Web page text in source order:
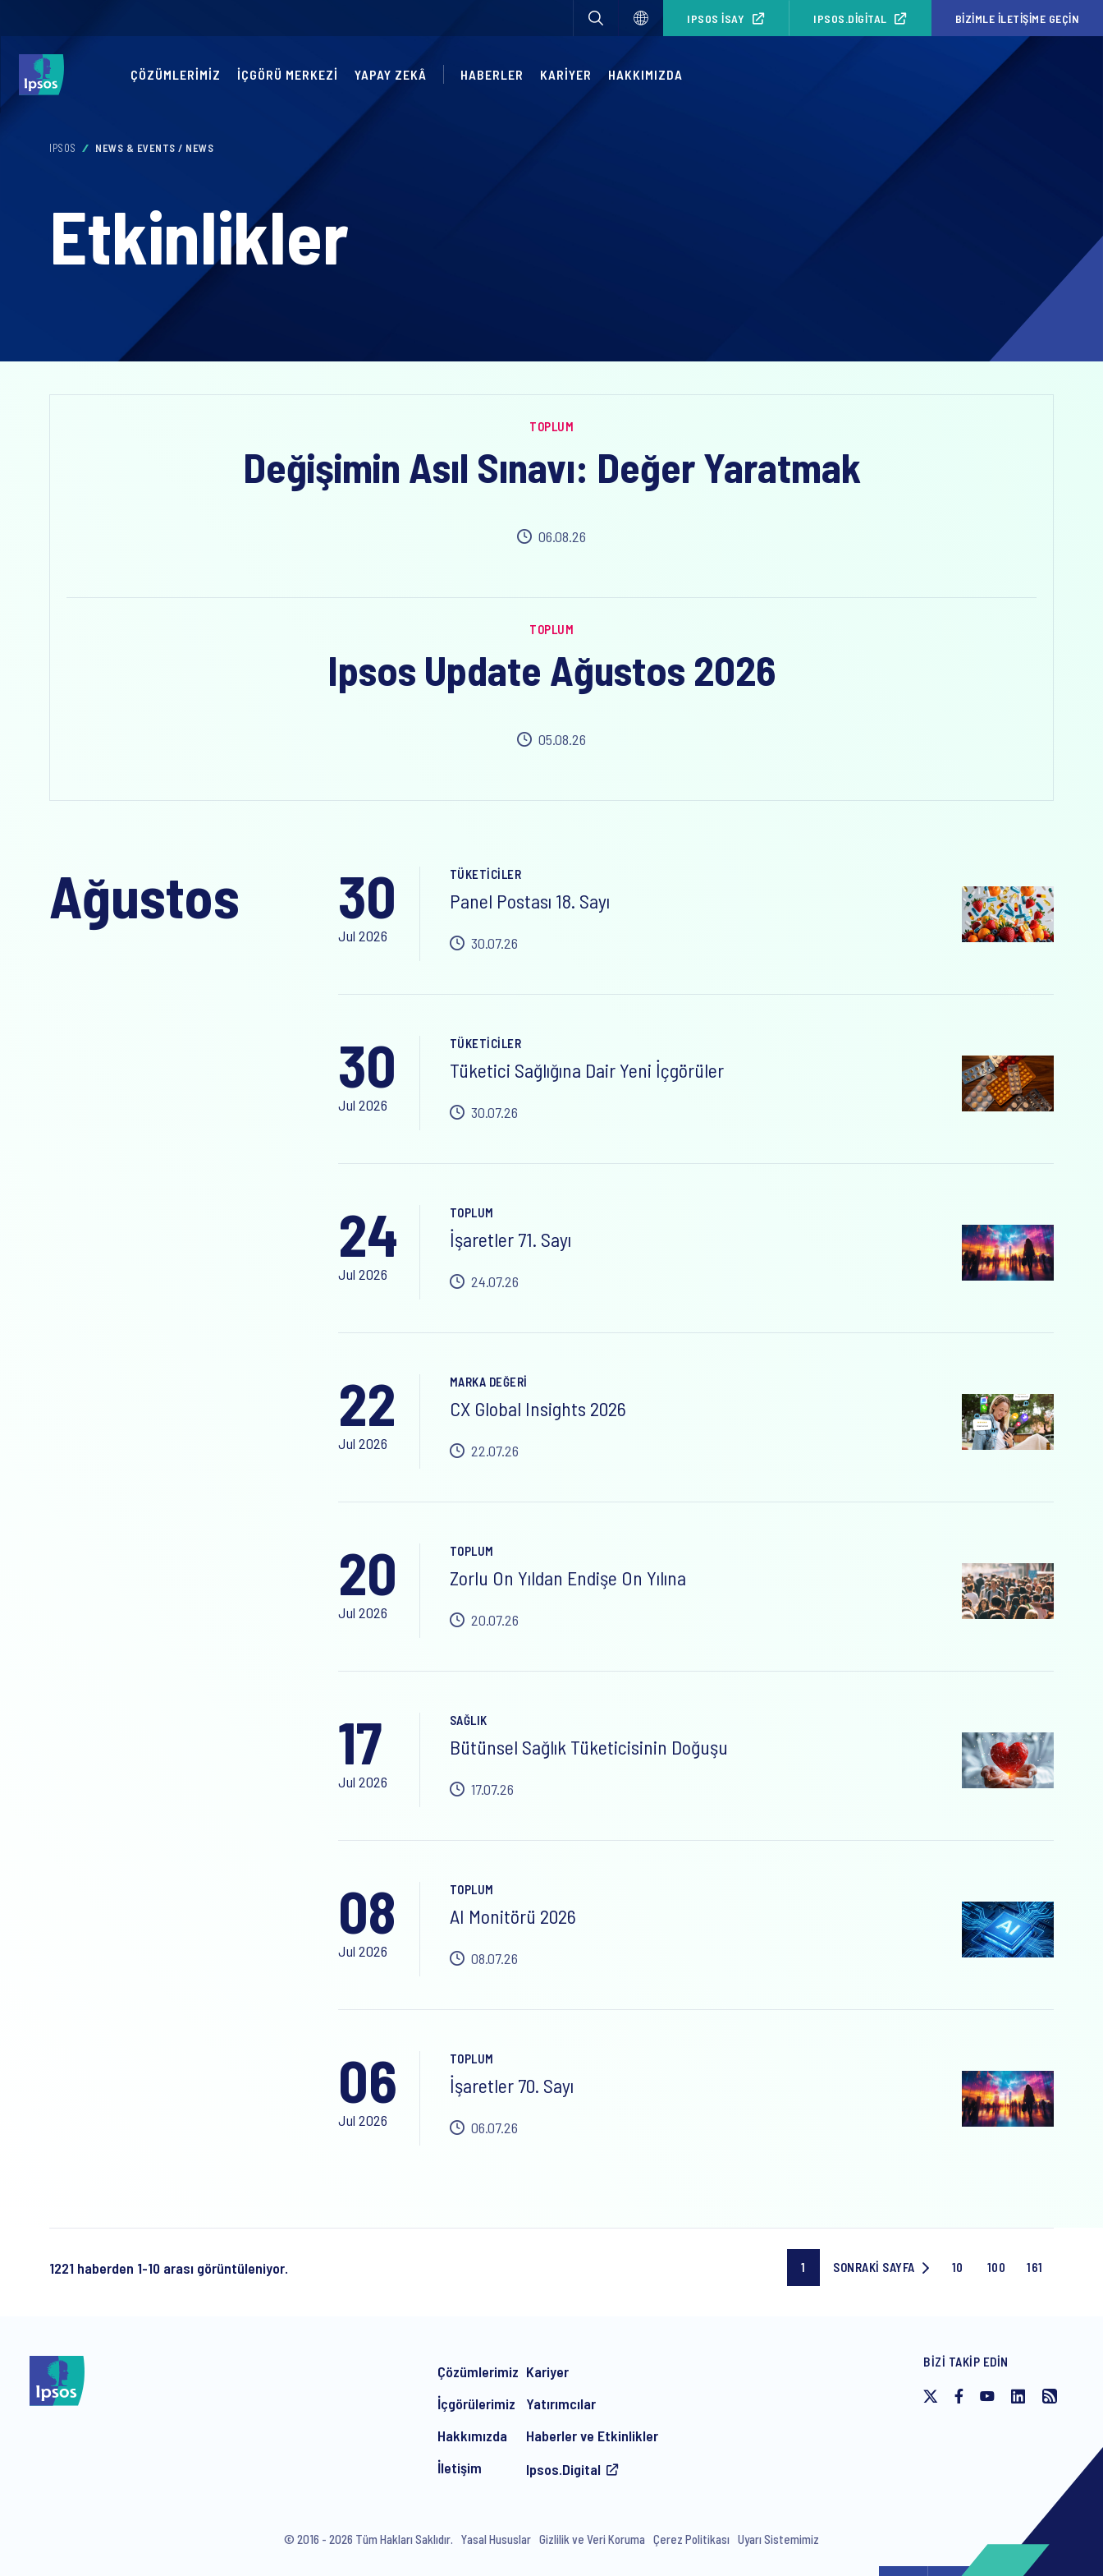
IPSOS ISAY IPSOS.DIGITAL BIZIMLE İLETIŞIME GEÇIN
ÇÖZÜMLERIMIZ İÇGÖRÜ MERKEZI YAPAY ZEKÂ HABERLER KARIYER HAKKIMIZDA
IPSOS NEWS & EVENTS / NEWS
Etkinlikler
TOPLUM
Değişimin Asıl Sınavı: Değer Yaratmak
06.08.26
TOPLUM
Ipsos Update Ağustos 2026
05.08.26
Ağustos 30
Jul 2026
TÜKETICILER
Panel Postası 18. Sayı
30.07.26
30
Jul 2026
TÜKETICILER
Tüketici Sağlığına Dair Yeni İçgörüler
30.07.26
24
Jul 2026
TOPLUM
İşaretler 71. Sayı
24.07.26
22
Jul 2026
MARKA DEĞERI
CX Global Insights 2026
22.07.26
20
Jul 2026
TOPLUM
Zorlu On Yıldan Endişe On Yılına
20.07.26
17
Jul 2026
SAĞLIK
Bütünsel Sağlık Tüketicisinin Doğuşu
17.07.26
08
Jul 2026
TOPLUM
AI Monitörü 2026
08.07.26
06
Jul 2026
TOPLUM
İşaretler 70. Sayı
06.07.26
1221 haberden 1-10 arası görüntüleniyor.
Current
page
1
SONRAKI
SONRAKI SAYFA
Page
10
Page
100
Last
161
Çözümlerimiz
İçgörülerimiz
Hakkımızda
İletişim
Kariyer
Yatırımcılar
Haberler ve Etkinlikler
Ipsos.Digital
BIZI TAKIP EDIN
© 2016 - 2026 Tüm Hakları Saklıdır. Yasal Hususlar Gizlilik ve Veri Koruma Çerez Politikası Uyarı Sistemimiz